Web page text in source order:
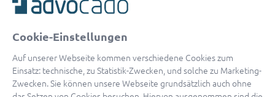
Mit Apple anmelden
Sign in with Google
Cookie-Einstellungen
Auf unserer Webseite kommen verschiedene Cookies zum
Einsatz: technische, zu Statistik-Zwecken, und solche zu Marketing-
Zwecken. Sie können unsere Webseite grundsätzlich auch ohne